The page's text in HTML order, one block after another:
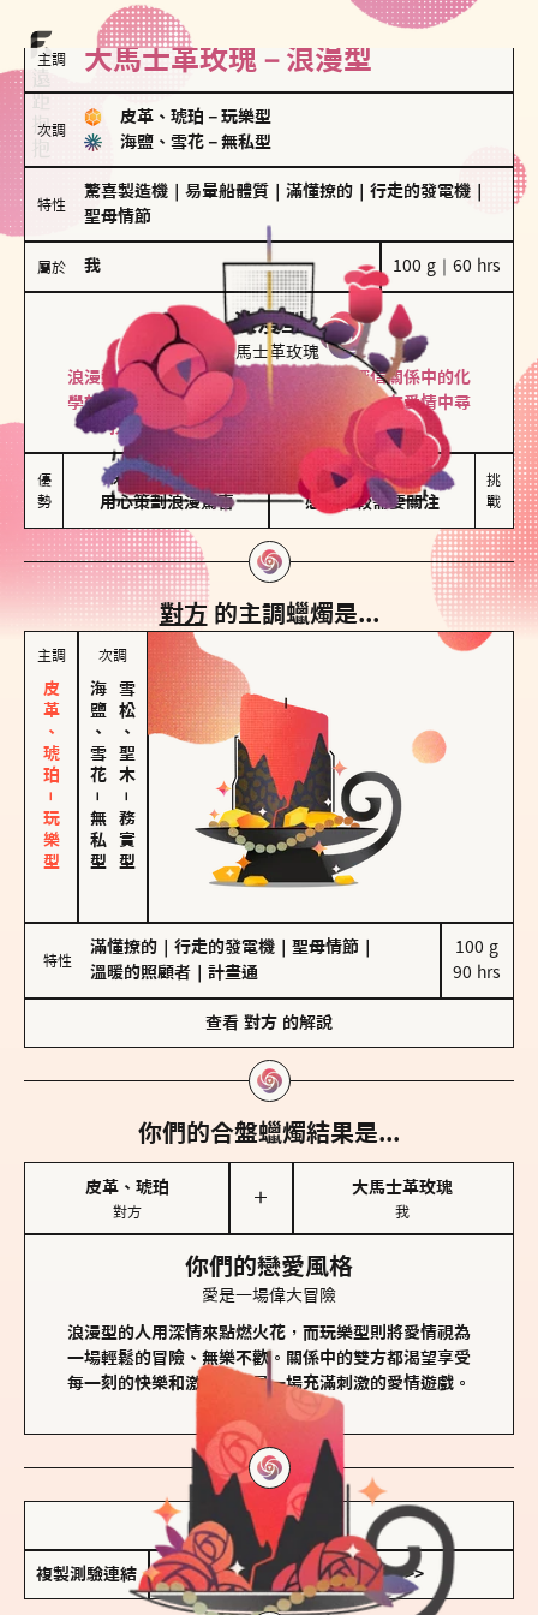
主調 大馬士革玫瑰－浪漫型
次調
皮革、琥珀 － 玩樂型
海鹽、雪花 － 無私型
特性
驚喜製造機 易暈船體質 滿懂撩的 行走的發電機
聖母情節
屬於 我 100 g｜60 hrs
浪漫型
大馬士革玫瑰
浪漫型的人以激情與性吸引力為基礎，深信關係中的化
學效應，認為每次相遇都是命中註定。傾向在愛情中尋
找火花，經常表達對另一半的愛意和讚美。
優
勢
保持戀愛新鮮感
用心策劃浪漫驚喜
情緒起伏較大
感情中較需要關注
挑
戰
對方的主調蠟燭是...
主調
皮革、琥珀－玩樂型
次調
海鹽、雪花
－
無私型
雪松、聖木
－
務實型
特性
滿懂撩的 行走的發電機 聖母情節
溫暖的照顧者
計畫通
100 g
90 hrs
查看 對方 的解說
你們的合盤蠟燭結果是...
皮革、琥珀
對方
＋
大馬士革玫瑰
我
你們的戀愛風格
愛是一場偉大冒險
浪漫型的人用深情來點燃火花，而玩樂型則將愛情視為
一場輕鬆的冒險、無樂不歡。關係中的雙方都渴望享受
每一刻的快樂和激動，像是一場充滿刺激的愛情遊戲。
儲存我的結果圖
複製測驗連結 查看香氛類型全解析 >>>